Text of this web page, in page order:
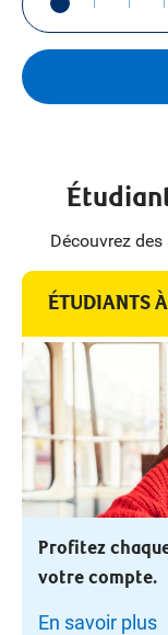
Découvrez
ÉTUDIANTS
Profitez
votre compte.
En savoir plus